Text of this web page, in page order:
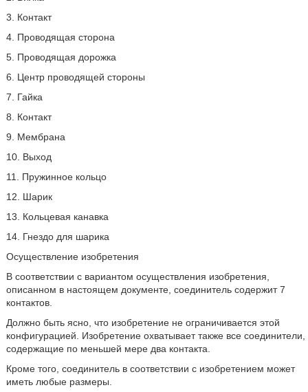
3. Контакт
4. Проводящая сторона
5. Проводящая дорожка
6. Центр проводящей стороны
7. Гайка
8. Контакт
9. Мембрана
10. Выход
11. Пружинное кольцо
12. Шарик
13. Кольцевая канавка
14. Гнездо для шарика
Осуществление изобретения
В соответствии с вариантом осуществления изобретения,
описанном в настоящем документе, соединитель содержит 7
контактов.
Должно быть ясно, что изобретение не ограничивается этой
конфигурацией. Изобретение охватывает также все соединители,
содержащие по меньшей мере два контакта.
Кроме того, соединитель в соответствии с изобретением может
иметь любые размеры.